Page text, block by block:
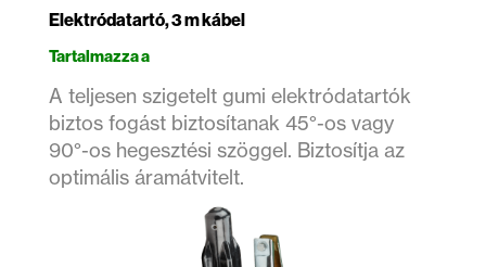
Elektródatartó, 3 m kábel
Tartalmazza a
A teljesen szigetelt gumi elektródatartók
biztos fogást biztosítanak 45°-os vagy
90°-os hegesztési szöggel. Biztosítja az
optimális áramátvitelt.